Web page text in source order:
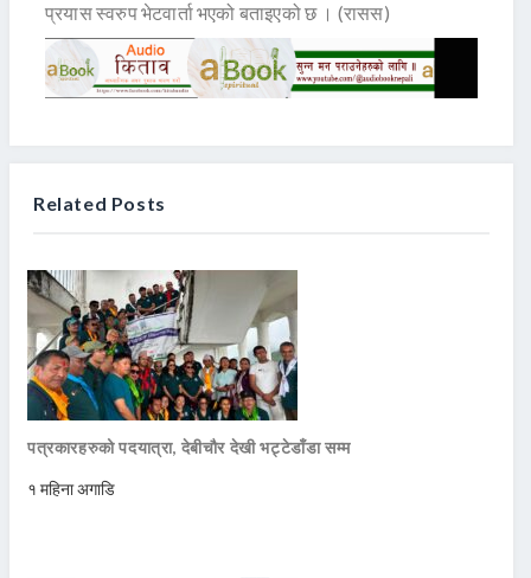
प्रयास स्वरुप भेटवार्ता भएको बताइएको छ । (रासस)
Related Posts
पत्रकारहरुको पदयात्रा, देबीचौर देखी भट्टेडाँडा सम्म
१ महिना अगाडि